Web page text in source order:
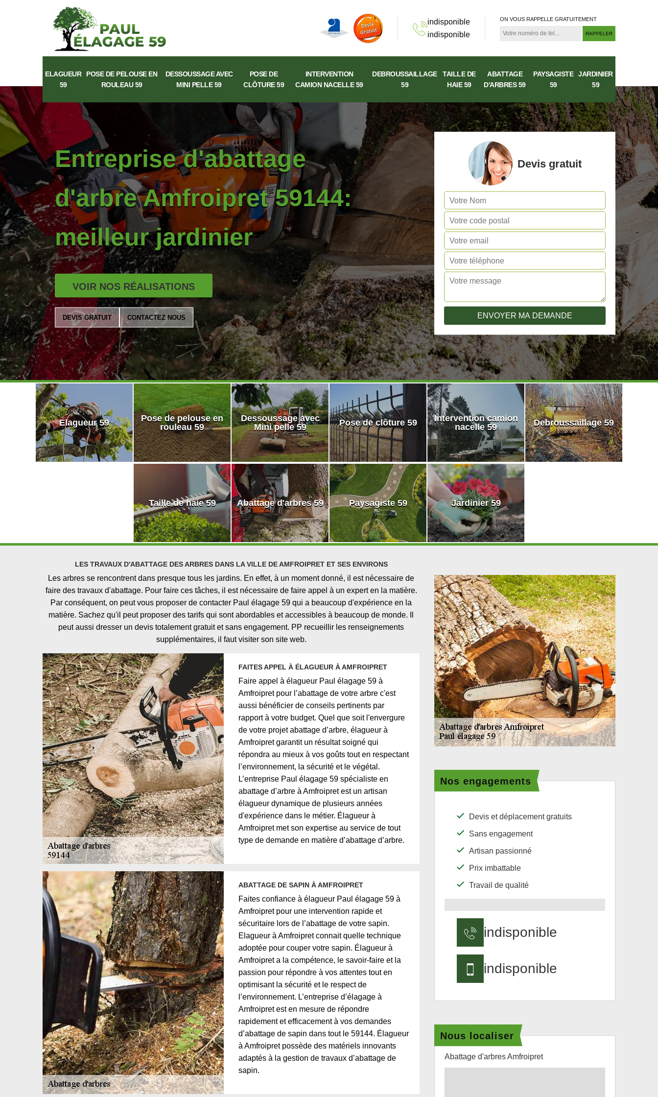
indisponible
indisponible
ON VOUS RAPPELLE GRATUITEMENT
ELAGUEUR
59
POSE DE PELOUSE EN
ROULEAU 59
DESSOUSSAGE AVEC
MINI PELLE 59
POSE DE
CLÔTURE 59
INTERVENTION
CAMION NACELLE 59
DEBROUSSAILLAGE
59
TAILLE DE
HAIE 59
ABATTAGE
D'ARBRES 59
PAYSAGISTE
59
JARDINIER
59
Entreprise d'abattage
d'arbre Amfroipret 59144:
meilleur jardinier
VOIR NOS RÉALISATIONS
DEVIS GRATUIT CONTACTEZ NOUS
Devis gratuit
Elagueur 59
Pose de pelouse en
rouleau 59
Dessoussage avec
Mini pelle 59
Pose de clôture 59
Intervention camion
nacelle 59
Debroussaillage 59
Taille de haie 59 Abattage d'arbres 59 Paysagiste 59 Jardinier 59
LES TRAVAUX D'ABATTAGE DES ARBRES DANS LA VILLE DE AMFROIPRET ET SES ENVIRONS
Les arbres se rencontrent dans presque tous les jardins. En effet, à un moment donné, il est nécessaire de
faire des travaux d'abattage. Pour faire ces tâches, il est nécessaire de faire appel à un expert en la matière.
Par conséquent, on peut vous proposer de contacter Paul élagage 59 qui a beaucoup d'expérience en la
matière. Sachez qu'il peut proposer des tarifs qui sont abordables et accessibles à beaucoup de monde. Il
peut aussi dresser un devis totalement gratuit et sans engagement. PP recueillir les renseignements
supplémentaires, il faut visiter son site web.
FAITES APPEL À ÉLAGUEUR À AMFROIPRET
Faire appel à élagueur Paul élagage 59 à
Amfroipret pour l’abattage de votre arbre c'est
aussi bénéficier de conseils pertinents par
rapport à votre budget. Quel que soit l'envergure
de votre projet abattage d’arbre, élagueur à
Amfroipret garantit un résultat soigné qui
répondra au mieux à vos goûts tout en respectant
l’environnement, la sécurité et le végétal.
L’entreprise Paul élagage 59 spécialiste en
abattage d’arbre à Amfroipret est un artisan
élagueur dynamique de plusieurs années
d'expérience dans le métier. Élagueur à
Amfroipret met son expertise au service de tout
type de demande en matière d’abattage d’arbre.
ABATTAGE DE SAPIN À AMFROIPRET
Faites confiance à élagueur Paul élagage 59 à
Amfroipret pour une intervention rapide et
sécuritaire lors de l’abattage de votre sapin.
Elagueur à Amfroipret connait quelle technique
adoptée pour couper votre sapin. Élagueur à
Amfroipret a la compétence, le savoir-faire et la
passion pour répondre à vos attentes tout en
optimisant la sécurité et le respect de
l’environnement. L’entreprise d’élagage à
Amfroipret est en mesure de répondre
rapidement et efficacement à vos demandes
d’abattage de sapin dans tout le 59144. Élagueur
à Amfroipret possède des matériels innovants
adaptés à la gestion de travaux d’abattage de
sapin.
Nos engagements
Devis et déplacement gratuits
Sans engagement
Artisan passionné
Prix imbattable
Travail de qualité
indisponible
indisponible
Nous localiser
Abattage d'arbres Amfroipret